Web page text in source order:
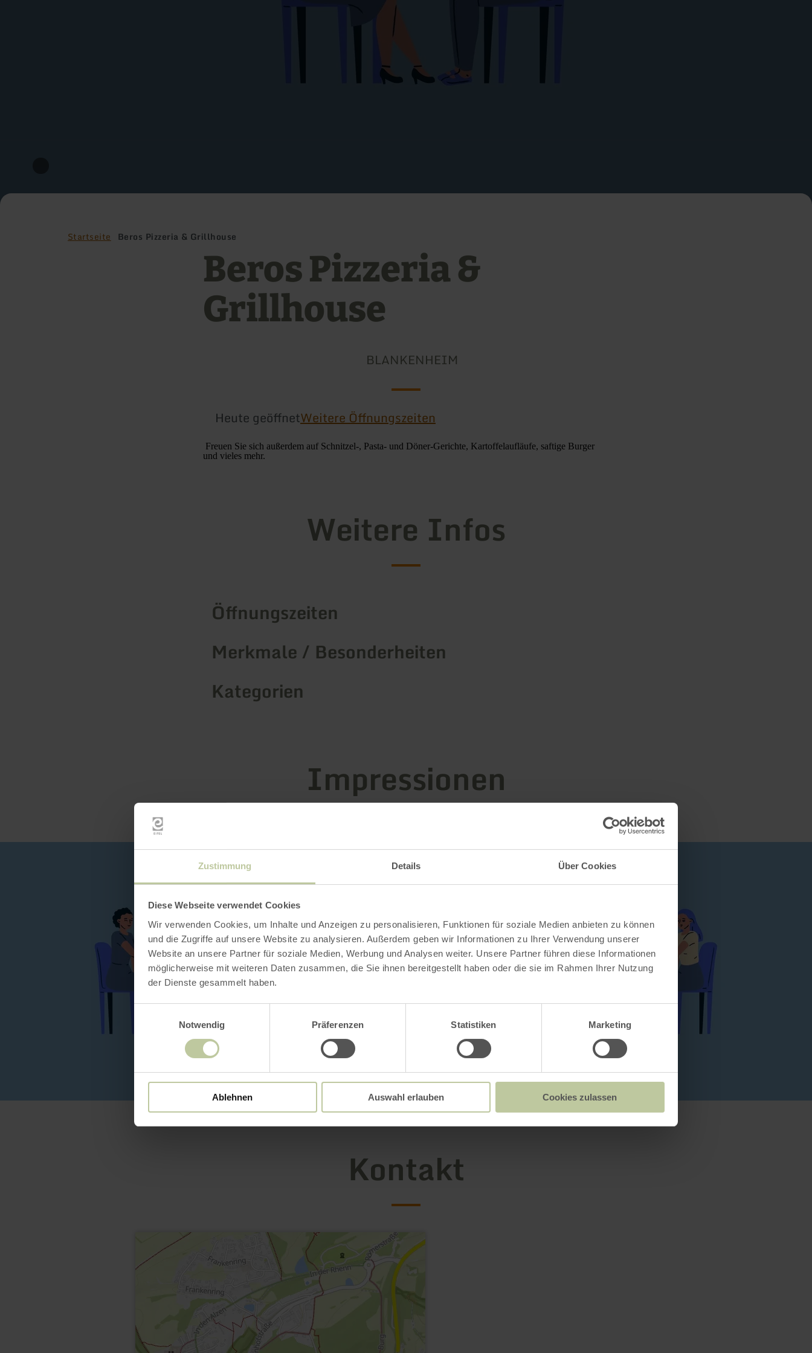
Zustimmung Details Über Cookies
Diese Webseite verwendet Cookies
Wir verwenden Cookies, um Inhalte und Anzeigen zu personalisieren, Funktionen für soziale Medien anbieten zu können
und die Zugriffe auf unsere Website zu analysieren. Außerdem geben wir Informationen zu Ihrer Verwendung unserer
Website an unsere Partner für soziale Medien, Werbung und Analysen weiter. Unsere Partner führen diese Informationen
möglicherweise mit weiteren Daten zusammen, die Sie ihnen bereitgestellt haben oder die sie im Rahmen Ihrer Nutzung
der Dienste gesammelt haben.
Notwendig
Präferenzen Statistiken Marketing
Ablehnen Auswahl erlauben Cookies zulassen
Startseite Beros Pizzeria & Grillhouse
Beros Pizzeria &
Grillhouse
BLANKENHEIM
Heute geöffnetWeitere Öffnungszeiten
Freuen Sie sich außerdem auf Schnitzel-, Pasta- und Döner-Gerichte, Kartoffelaufläufe, saftige Burger
und vieles mehr.
Weitere Infos
Öffnungszeiten
Merkmale / Besonderheiten
Kategorien
Impressionen
Kontakt